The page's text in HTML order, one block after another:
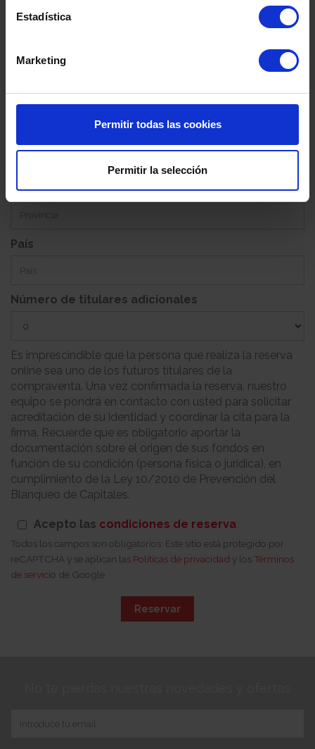
Estadística
Marketing
Permitir todas las cookies
Permitir la selección
Dirección
Provincia
País
Número de titulares adicionales
Es imprescindible que la persona que realiza la reserva
online sea uno de los futuros titulares de la
compraventa. Una vez confirmada la reserva, nuestro
equipo se pondrá en contacto con usted para solicitar
acreditación de su identidad y coordinar la cita para la
firma. Recuerde que es obligatorio aportar la
documentación sobre el origen de sus fondos en
función de su condición (persona física o jurídica), en
cumplimiento de la Ley 10/2010 de Prevención del
Blanqueo de Capitales.
Acepto las condiciones de reserva
Todos los campos son obligatorios. Este sitio está protegido por
reCAPTCHA y se aplican las Políticas de privacidad y los Términos
de servicio de Google
Reservar